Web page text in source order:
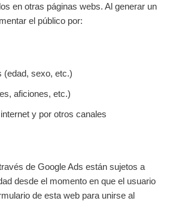
en otras páginas webs. Al generar un
el público por:
(edad, sexo, etc.)
aficiones, etc.)
y por otros canales
de Google Ads están sujetos a
desde el momento en que el usuario
de esta web para unirse al